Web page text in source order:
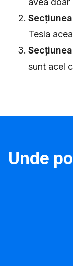
Tesla
sunt acel
Unde